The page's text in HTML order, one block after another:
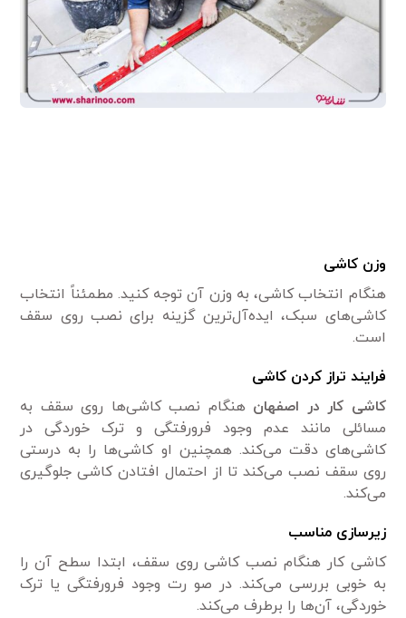
وزن کاشی
هنگام انتخاب کاشی، به وزن آن توجه کنید. مطمئناً انتخاب
کاشی‌های سبک، ‌ایده‌آل‌ترین گزینه برای نصب روی سقف
است.
فرایند تراز کردن کاشی
کاشی کار در اصفهان هنگام نصب کاشی‌ها روی سقف به
مسائلی مانند عدم وجود فرورفتگی و ترک خوردگی در
کاشی‌های دقت می‌کند. همچنین او کاشی‌ها را به درستی
روی سقف نصب می‌کند تا از احتمال افتادن کاشی جلوگیری
می‌کند.
زیرسازی مناسب
کاشی کار هنگام نصب کاشی روی سقف، ابتدا سطح آن را
به خوبی بررسی می‌کند. در صو رت وجود فرورفتگی یا ترک
خوردگی، آن‌ها را برطرف می‌کند.